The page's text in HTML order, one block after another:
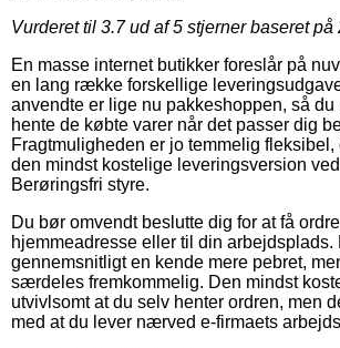
Vurderet til 3.7ud af 5 stjerner baseret på
En masse internet butikker foreslår på
en lang række forskellige
anvendte er lige nu pakkeshoppen, så du
hente de købte varer når det passer dig
Fragtmuligheden er jo temmelig fleksibel,
den mindst kostelige leveringsversion
Berøringsfri styre.
Du bør omvendt beslutte dig for at få
hjemmeadresse eller til din arbejdsplads.
gennemsnitligt en kende mere pebret,
særdeles fremkommelig. Den mindst
utvivlsomt at du selv henter ordren, men
med at du lever nærved e-firmaets